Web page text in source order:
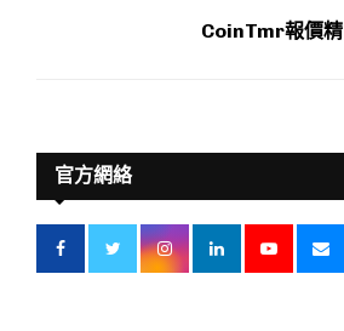
CoinTmr報價精
官方網絡